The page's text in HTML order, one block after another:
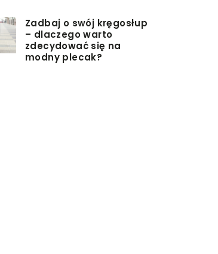
Zadbaj o swój kręgosłup
– dlaczego warto
zdecydować się na
modny plecak?